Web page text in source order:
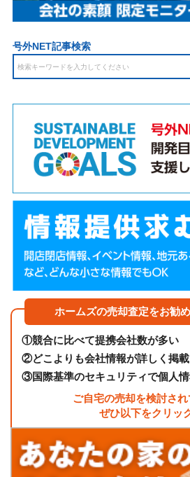
号外NET記事検索
ホームズの売却査定をお勧
①競合に比べて提携会社数が多い
②どこよりも会社情報が詳しく掲
③国際基準のセキュリティで個人
ご自宅の売却を検討さ
ぜひ以下をクリッ